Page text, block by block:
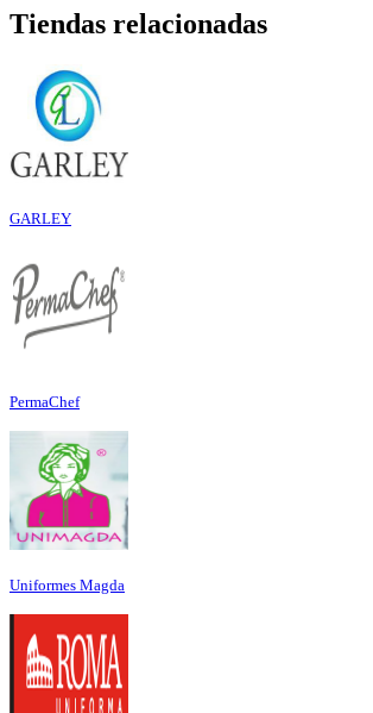
Tiendas relacionadas
GARLEY
PermaChef
Uniformes Magda